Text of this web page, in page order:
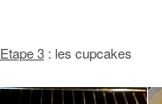
Etape 3: les cupcakes